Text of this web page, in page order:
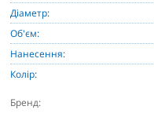
Діаметр:
Об'єм:
Нанесення:
Колір:
Бренд: